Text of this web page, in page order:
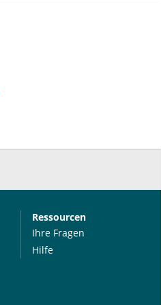
Ressourcen
Ihre Fragen
Hilfe